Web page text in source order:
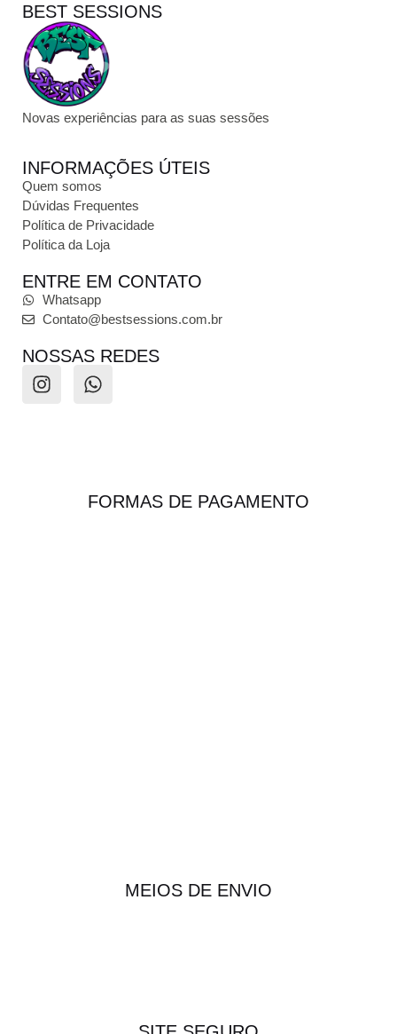
BEST SESSIONS
Novas experiências para as suas sessões
INFORMAÇÕES ÚTEIS
Quem somos
Dúvidas Frequentes
Política de Privacidade
Política da Loja
ENTRE EM CONTATO
Whatsapp
Contato@bestsessions.com.br
NOSSAS REDES
FORMAS DE PAGAMENTO
MEIOS DE ENVIO